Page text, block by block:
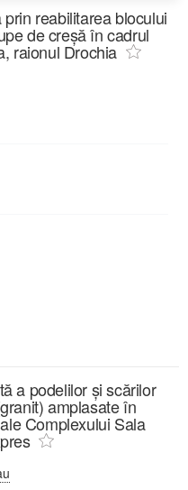
reabilitarea blocului
de creșă în cadrul
raionul Drochia
a podelilor și scărilor
amplasate în
Complexului Sala